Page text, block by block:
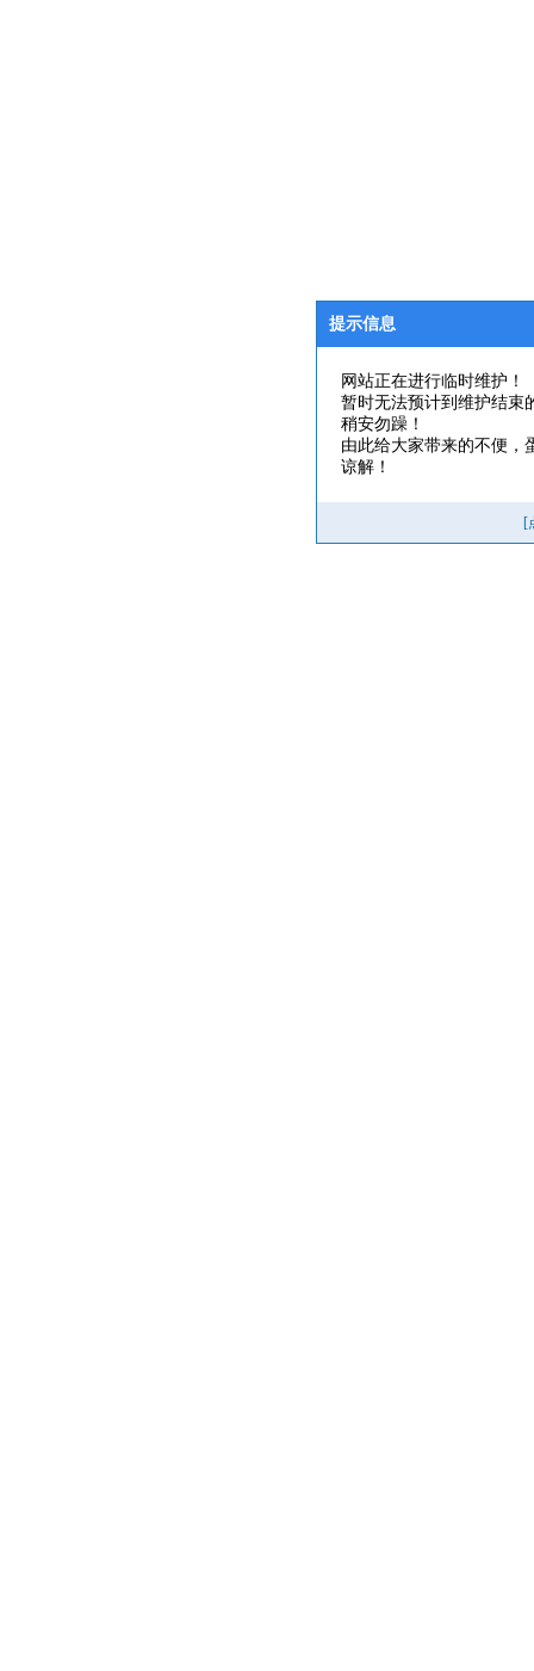
提示信息
网站正在进行临时维护！
暂时无法预计到维护结束
稍安勿躁！
由此给大家带来的不便，
谅解！
[